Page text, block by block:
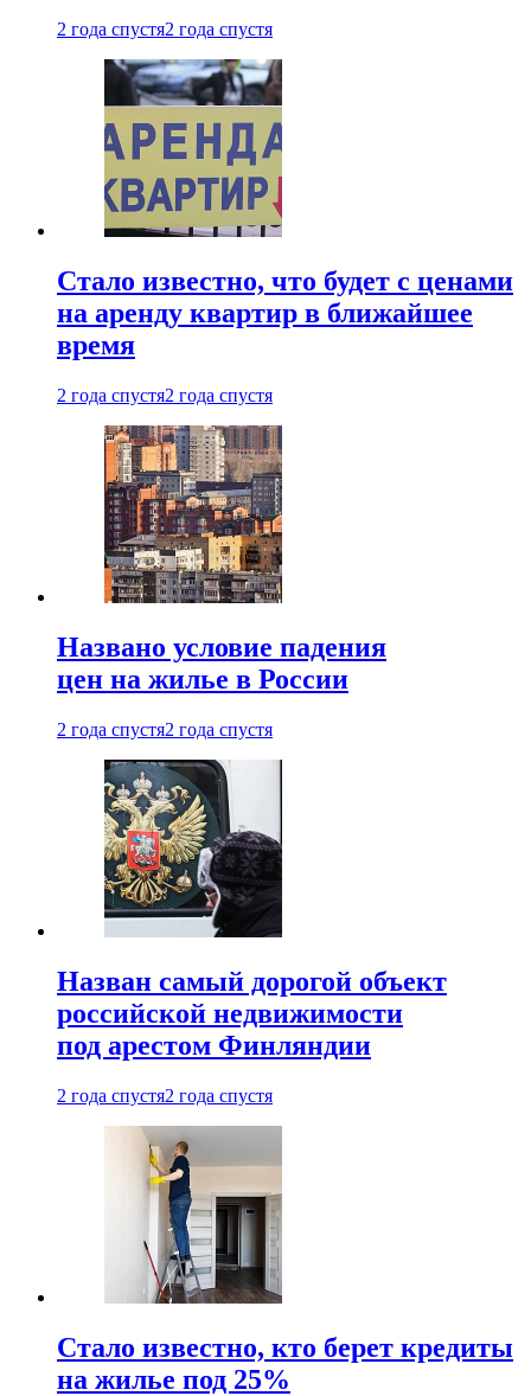
2 года спустя2 года спустя
Стало известно, что будет с ценами
на аренду квартир в ближайшее
время
2 года спустя2 года спустя
Названо условие падения
цен на жилье в России
2 года спустя2 года спустя
Назван самый дорогой объект
российской недвижимости
под арестом Финляндии
2 года спустя2 года спустя
Стало известно, кто берет кредиты
на жилье под 25%